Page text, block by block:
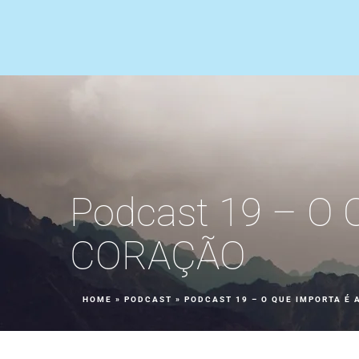
Podcast 19 – O
CORAÇÃO
HOME » PODCAST » PODCAST 19 – O QUE IMPORTA É